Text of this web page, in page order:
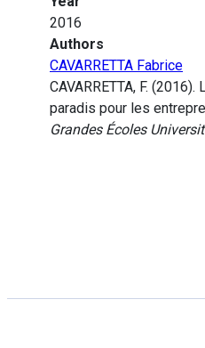
2016
Authors
CAVARRETTA Fabrice
CAVARRETTA, F.
paradis pour les
Grandes Écoles